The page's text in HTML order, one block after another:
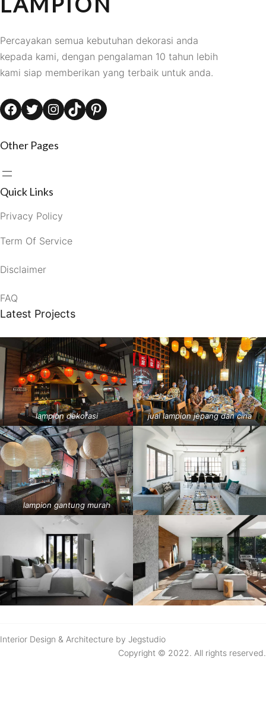
Percayakan semua kebutuhan dekorasi anda
kepada kami, dengan pengalaman 10 tahun lebih
kami siap memberikan yang terbaik untuk anda.
Facebook Twitter Instagram TikTok Pinterest
Other Pages
Quick Links
Privacy Policy
Term Of Service
Disclaimer
FAQ
Latest Projects
lampion dekorasi jual lampion jepang dan cina
lampion gantung murah
Interior Design & Architecture by Jegstudio
Copyright © 2022. All rights reserved.